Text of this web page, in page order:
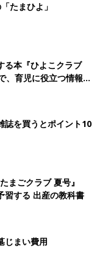
たまひよ」
る本『ひよこクラブ
育児に役立つ情報が
誌を買うとポイント10
まごクラブ 夏号』
習する 出産の教科書
じまい費用